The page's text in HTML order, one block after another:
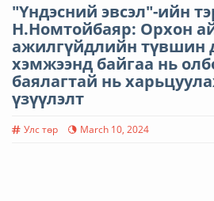
"Үндэсний эвсэл"-ийн
Н.Номтойбаяр: Орхон
ажилгүйдлийн түвшин
хэмжээнд байгаа нь
баялагтай нь
үзүүлэлт
Улс төр March 10, 2024